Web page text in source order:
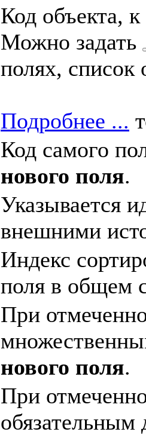
Код объекта,
Можно задать
полях, список
Подробнее ...
Код самого
нового поля.
Указывается
внешними
Индекс
поля в общем
При
нового поля.
При
обязательным